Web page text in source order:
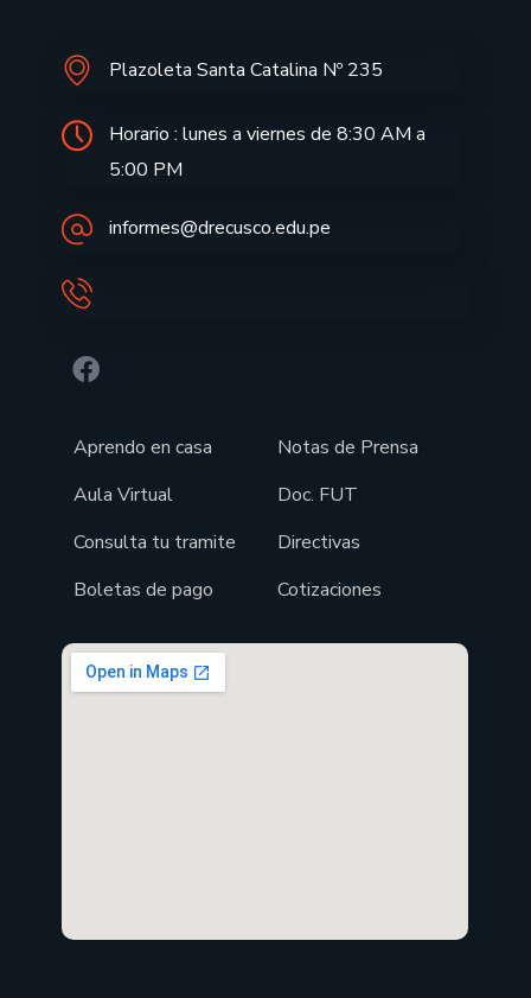
Plazoleta Santa Catalina Nº 235
Horario : lunes a viernes de 8:30 AM a
5:00 PM
informes@drecusco.edu.pe
Aprendo en casa
Aula Virtual
Consulta tu tramite
Boletas de pago
Notas de Prensa
Doc. FUT
Directivas
Cotizaciones